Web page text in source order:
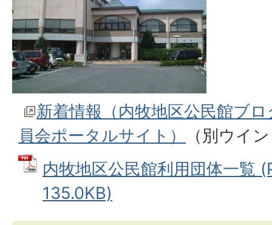
新着情報（内牧地区公民館ブ
員会ポータルサイト）
（別ウイ
内牧地区公民館利用団体一覧
135.0KB)